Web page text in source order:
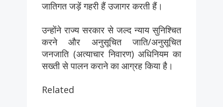
जातिगत जड़ें गहरी हैं उजागर करती हैं।
उन्होंने राज्य सरकार से जल्द न्याय सुनिश्चित
करने और अनुसूचित जाति/अनुसूचित
जनजाति (अत्याचार निवारण) अधिनियम का
सख्ती से पालन कराने का आग्रह किया है।
Related